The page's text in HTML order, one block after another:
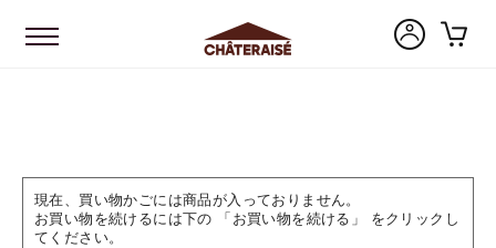
現在、買い物かごには商品が入っておりません。
お買い物を続けるには下の 「お買い物を続ける」 をクリックし
てください。